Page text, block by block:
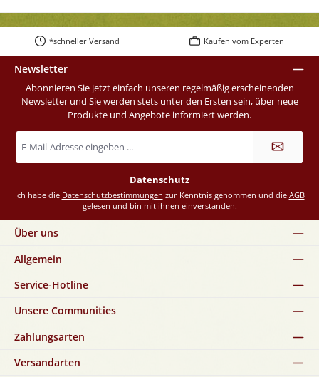
*schneller Versand Kaufen vom Experten
Newsletter
Abonnieren Sie jetzt einfach unseren regelmäßig erscheinenden
Newsletter und Sie werden stets unter den Ersten sein, über neue
Produkte und Angebote informiert werden.
Mail-
Datenschutz
Ich habe die Datenschutzbestimmungen zur Kenntnis genommen und die AGB
gelesen und bin mit ihnen einverstanden.
Über uns
Allgemein
Service-Hotline
Unsere Communities
Zahlungsarten
Versandarten